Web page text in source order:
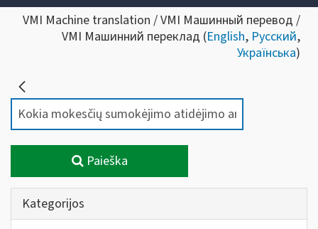
VMI Machine translation / VMI Машинный перевод /
VMI Машинний переклад (English, Русский,
Українська)
Paieška
Kategorijos